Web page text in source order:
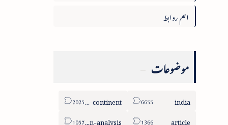
اہم روابط
موضوعات
india
sub-continent
article
column-analysis